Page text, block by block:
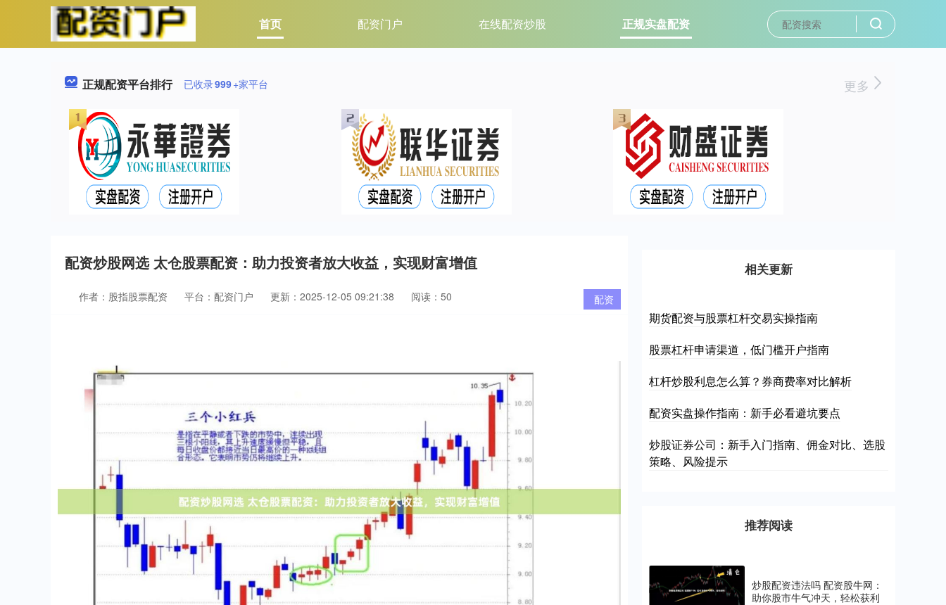
首页 配资门户 在线配资炒股 正规实盘配资
正规配资平台排行 已收录999+家平台 更多
配资炒股网选 太仓股票配资：助力投资者放大收益，实现财富增值
配资
作者：股指股票配资 平台：配资门户 更新：2025-12-05 09:21:38 阅读：50
相关更新
期货配资与股票杠杆交易实操指南
股票杠杆申请渠道，低门槛开户指南
杠杆炒股利息怎么算？券商费率对比解析
配资实盘操作指南：新手必看避坑要点
炒股证券公司：新手入门指南、佣金对比、选股
策略、风险提示
推荐阅读
炒股配资违法吗 配资股牛网：
助你股市牛气冲天，轻松获利